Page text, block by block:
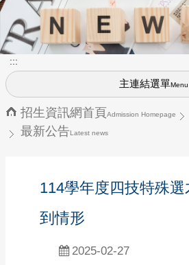
:::
主連結選單Menu
招生資訊網首頁Admission Homepage
最新公告Latest news
114學年度四技特殊
到情形
2025-02-27